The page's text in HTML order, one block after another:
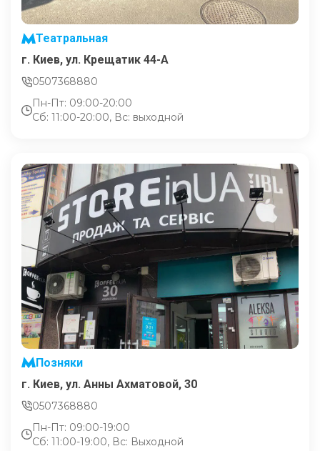
Театральная
г. Киев, ул. Крещатик 44-А
0507368880
Пн-Пт: 09:00-20:00
Сб: 11:00-20:00, Вс: выходной
Позняки
г. Киев, ул. Анны Ахматовой, 30
0507368880
Пн-Пт: 09:00-19:00
Сб: 11:00-19:00, Вс: Выходной